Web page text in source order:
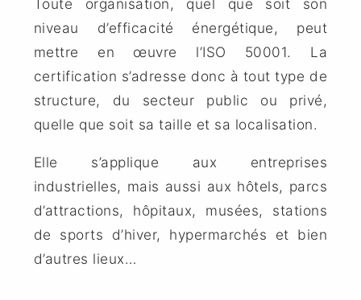
Toute organisation, quel que soit son
niveau d’efficacité énergétique, peut
mettre en œuvre l’ISO 50001. La
certification s’adresse donc à tout type de
structure, du secteur public ou privé,
quelle que soit sa taille et sa localisation.
Elle s’applique aux entreprises
industrielles, mais aussi aux hôtels, parcs
d’attractions, hôpitaux, musées, stations
de sports d’hiver, hypermarchés et bien
d’autres lieux…